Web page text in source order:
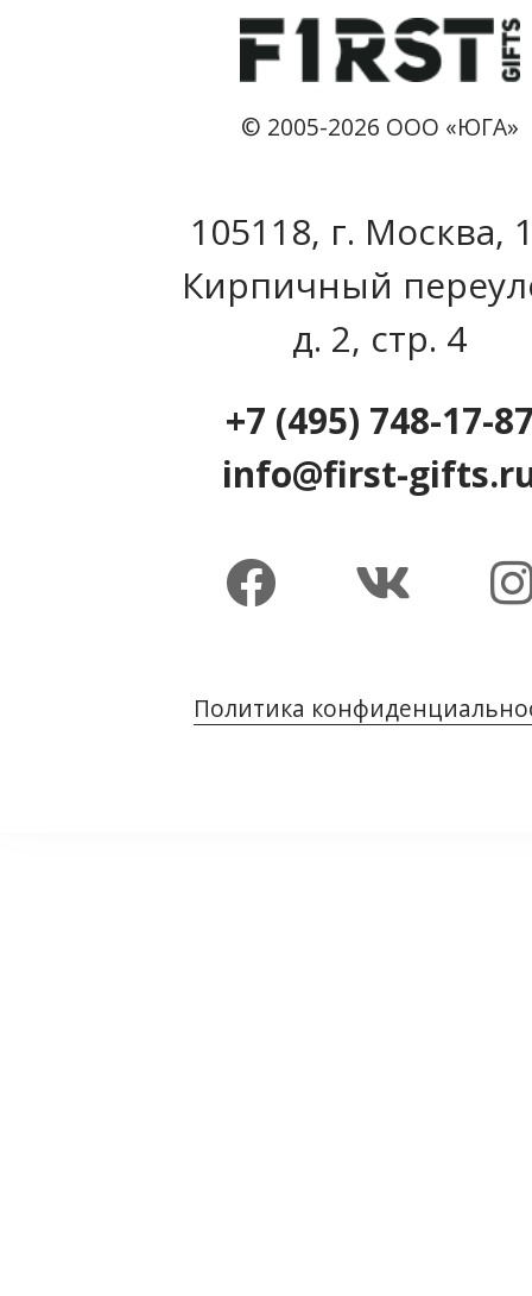
© 2005-2026 ООО «ЮГА»
105118, г. Москва,
Кирпичный
д. 2, стр. 4
+7 (495) 748-17-
info@first-
Политика